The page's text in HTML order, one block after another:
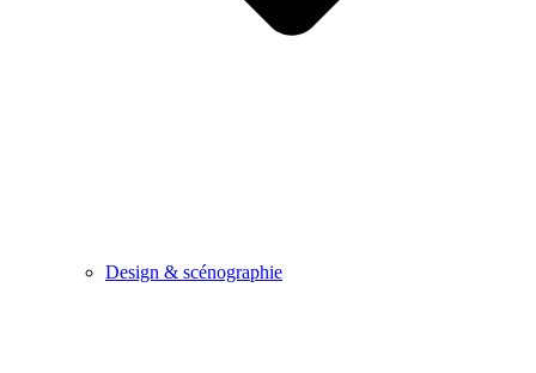
Design & scénographie